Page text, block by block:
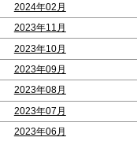
2024年02月
2023年11月
2023年10月
2023年09月
2023年08月
2023年07月
2023年06月